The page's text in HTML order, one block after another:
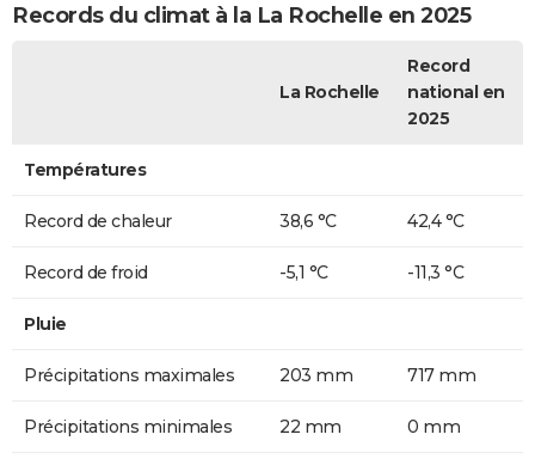
Records du climat à la La Rochelle en 2025
La Rochelle
Record
national en
2025
Températures
Record de chaleur 38,6 °C 42,4 °C
Record de froid -5,1 °C -11,3 °C
Pluie
Précipitations maximales 203 mm 717 mm
Précipitations minimales 22 mm 0 mm